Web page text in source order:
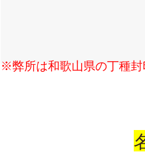
※弊所は和歌山県の丁種封